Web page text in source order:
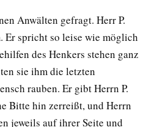
Anwälten gefragt. Herr P.
Er spricht so leise wie möglich
des Henkers stehen ganz
sie ihm die letzten
rauben. Er gibt Herrn P.
Bitte hin zerreißt, und Herrn
jeweils auf ihrer Seite und